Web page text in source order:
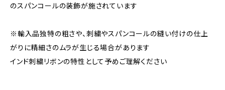
のスパンコールの装飾が施されています
※輸入品独特の粗さや、刺繍やスパンコールの縫い付けの仕上
がりに精細さのムラが生じる場合があります
インド刺繍リボンの特性として予めご理解ください